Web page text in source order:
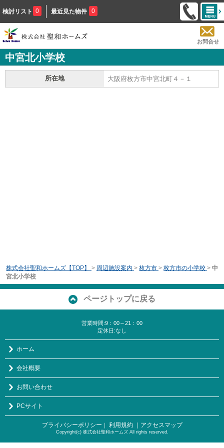
検討リスト 0 最近見た物件 0
お問合せ
中宮北小学校
所在地 大阪府枚方市中宮北町４－１
株式会社聖和ホームズ【TOP】 > 周辺施設案内 > 枚方市 > 枚方市の小学校 > 中
宮北小学校
ページトップに戻る
営業時間:9：00～21：00
定休日:なし
ホーム
会社概要
お問い合わせ
PCサイト
プライバシーポリシー ｜ 利用規約 ｜アクセスマップ
Copyright(c) 株式会社聖和ホームズ All rights reserved.